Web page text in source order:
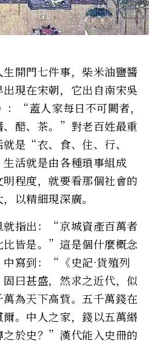
開門七件事，柴米油鹽醬
現在宋朝，它出自南宋吳
：“蓋人家每日不可闕者，
、醋、茶。”對老百姓最重
是“衣、食、住、行、
活就是由各種瑣事組成
程度，就要看那個社會的
以精細現深廣。
就指出：“京城資產百萬者
比皆是。”這是個什麼概念
寫到：“《史記·貨殖列
曰甚盛，然求之近代，似
為天下高貲。五千萬錢在
。中人之家，錢以五萬緡
之於史？”漢代能入史冊的